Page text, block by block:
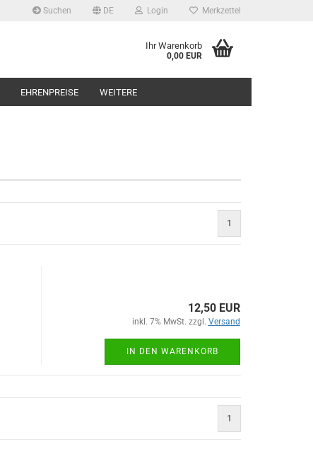
Suchen DE Login Merkzettel
Ihr Warenkorb
0,00 EUR
EHRENPREISE WEITERE
1
12,50 EUR
inkl. 7% MwSt. zzgl. Versand
IN DEN WARENKORB
1